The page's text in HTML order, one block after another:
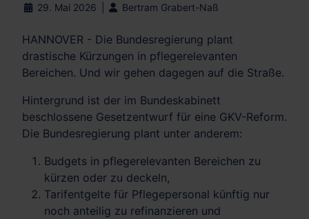
29. Mai 2026 Bertram Grabert-Naß
HANNOVER - Die Bundesregierung plant
drastische Kürzungen in pflegerelevanten
Bereichen. Und wir gehen dagegen auf die Straße.
Hintergrund ist der im Bundeskabinett
beschlossene Gesetzentwurf für eine GKV-Reform.
Die Bundesregierung plant unter anderem:
Budgets in pflegerelevanten Bereichen zu
kürzen oder zu deckeln,
Tarifentgelte für Pflegepersonal künftig nur
noch anteilig zu refinanzieren und